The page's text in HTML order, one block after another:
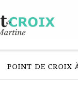
POINT DE CROIX